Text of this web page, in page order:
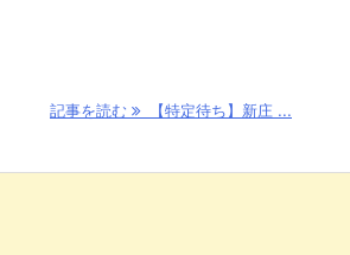
記事を読む 【特定待ち】新庄 ...